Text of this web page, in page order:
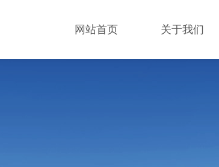
网站首页 关于我们